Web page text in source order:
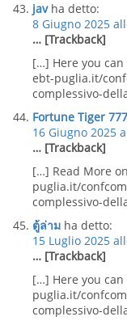
jav ha detto:
8 Giugno 2025
… [Trackback]
[…] Here you
ebt-puglia.it/
complessivo-
Fortune Tiger 777
16 Giugno 2025
… [Trackback]
[…] Read More
puglia.it/
complessivo-
ตู้ล่าม ha detto:
15 Luglio 2025
… [Trackback]
[…] Here you
puglia.it/
complessivo-